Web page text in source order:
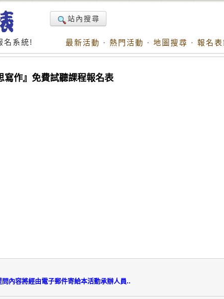
名系統!
站內搜尋
最新活動 · 熱門活動 · 地圖搜尋 · 報名
寫作』免費試聽課程報名表
容將經由電子郵件寄給本活動承辦人員..